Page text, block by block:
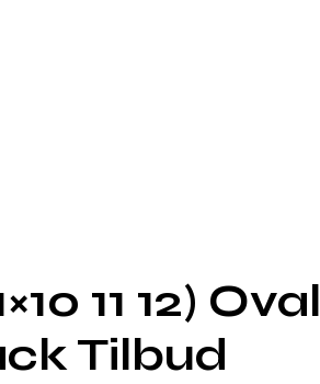
11 12) Oval
Tilbud